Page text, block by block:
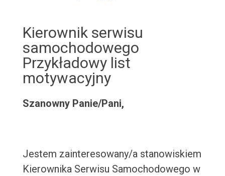
Kierownik serwisu
samochodowego
Przykładowy list
motywacyjny
Szanowny Panie/Pani,
Jestem zainteresowany/a stanowiskiem
Kierownika Serwisu Samochodowego w